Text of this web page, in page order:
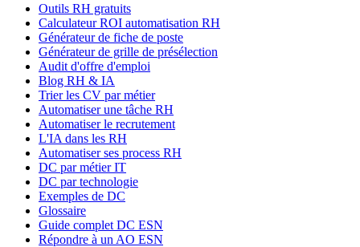
Outils RH gratuits
Calculateur ROI automatisation RH
Générateur de fiche de poste
Générateur de grille de présélection
Audit d'offre d'emploi
Blog RH & IA
Trier les CV par métier
Automatiser une tâche RH
Automatiser le recrutement
L'IA dans les RH
Automatiser ses process RH
DC par métier IT
DC par technologie
Exemples de DC
Glossaire
Guide complet DC ESN
Répondre à un AO ESN